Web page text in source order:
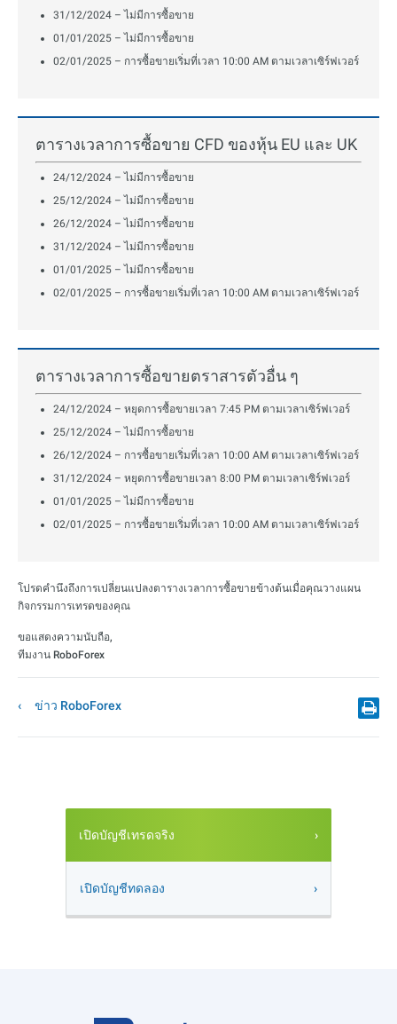
31/12/2024 – ไม่มีการซื้อขาย
01/01/2025 – ไม่มีการซื้อขาย
02/01/2025 – การซื้อขายเริ่มที่เวลา 10:00 AM ตามเวลาเซิร์ฟเวอร์
ตารางเวลาการซื้อขาย CFD ของหุ้น EU และ UK
24/12/2024 – ไม่มีการซื้อขาย
25/12/2024 – ไม่มีการซื้อขาย
26/12/2024 – ไม่มีการซื้อขาย
31/12/2024 – ไม่มีการซื้อขาย
01/01/2025 – ไม่มีการซื้อขาย
02/01/2025 – การซื้อขายเริ่มที่เวลา 10:00 AM ตามเวลาเซิร์ฟเวอร์
ตารางเวลาการซื้อขายตราสารตัวอื่น ๆ
24/12/2024 – หยุดการซื้อขายเวลา 7:45 PM ตามเวลาเซิร์ฟเวอร์
25/12/2024 – ไม่มีการซื้อขาย
26/12/2024 – การซื้อขายเริ่มที่เวลา 10:00 AM ตามเวลาเซิร์ฟเวอร์
31/12/2024 – หยุดการซื้อขายเวลา 8:00 PM ตามเวลาเซิร์ฟเวอร์
01/01/2025 – ไม่มีการซื้อขาย
02/01/2025 – การซื้อขายเริ่มที่เวลา 10:00 AM ตามเวลาเซิร์ฟเวอร์
โปรดคำนึงถึงการเปลี่ยนแปลงตารางเวลาการซื้อขายข้างต้นเมื่อคุณวางแผน
กิจกรรมการเทรดของคุณ
ขอแสดงความนับถือ,
ทีมงาน RoboForex
ข่าว RoboForex
เปิดบัญชีเทรดจริง
เปิดบัญชีทดลอง